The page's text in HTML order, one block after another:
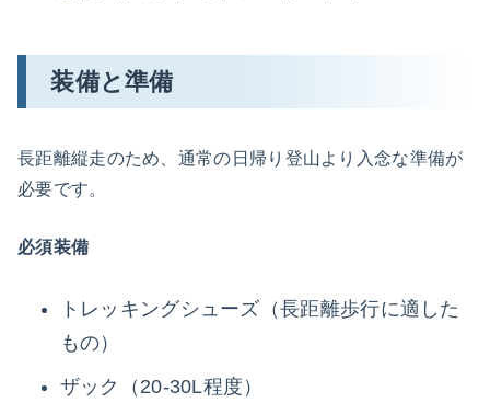
装備と準備
長距離縦走のため、通常の日帰り登山より入念な準備が
必要です。
必須装備
トレッキングシューズ（長距離歩行に適した
もの）
ザック（20-30L程度）